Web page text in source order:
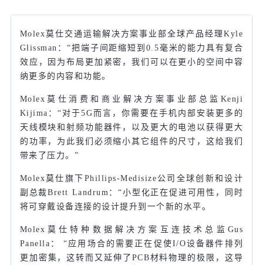
Molex莫仕交通运输解决方案事业部全球产品经理Kyle
Glissman：“把端子间距缩短到0.5毫米的能力具有复合
效应，因为布局更加紧密，我们可以在更小的空间中容
纳更多的内容和功能。
Molex莫仕消费和商业解决方案事业部总监Kenji
Kijima：“对于5G而言，你需要在手机内部安装更多的
天线模块和射频功能器件，以及更大的电池以获得更大
的功率，为此我们必须缩小其它组件的尺寸，这给我们
带来了压力。”
Molex莫仕旗下Phillips-Medisize公司全球创新和设计
副总裁Brett Landrum：“小型化正在促进可用性，同时
将可穿戴设备连接的设计提升到一个新的水平。
Molex莫仕特种数据解决方案互连技术总监Gus
Panella： “应用场合的需要正在促使I/O设备器件排列
更加密集，这转而又延伸了PCB材料物理的极限，这导